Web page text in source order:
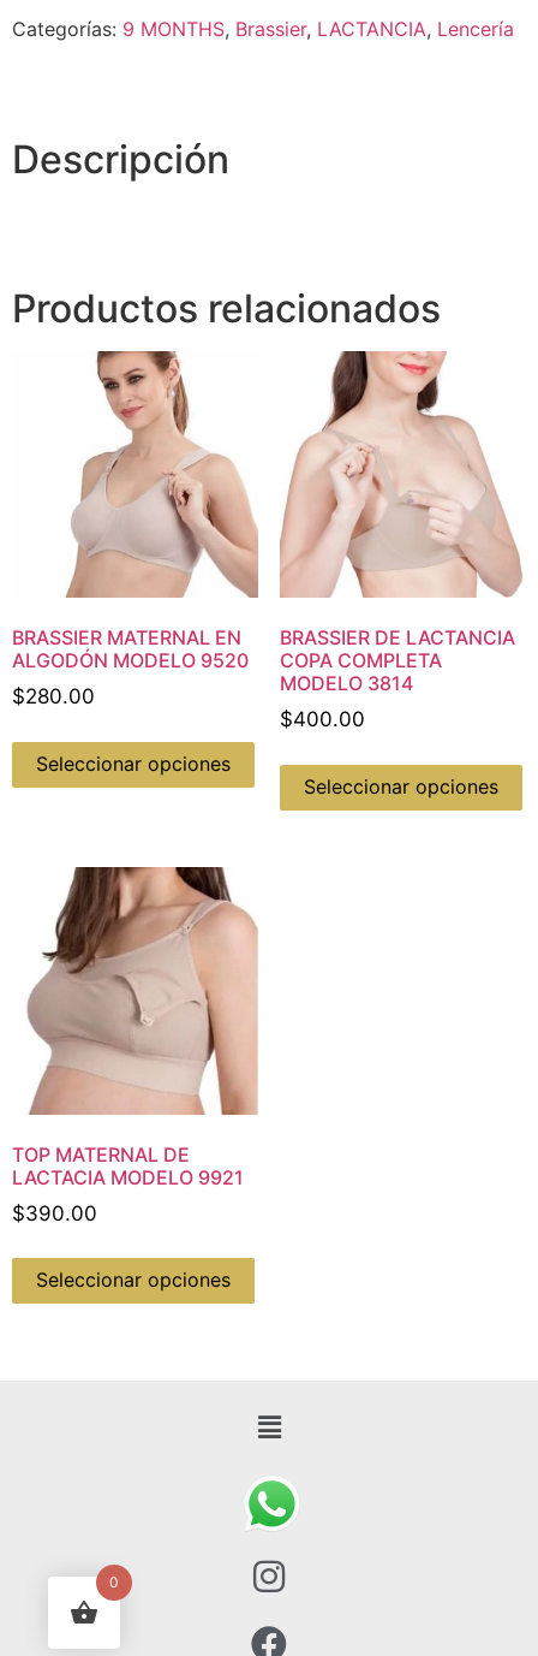
Categorías: 9 MONTHS, Brassier, LACTANCIA, Lencería
Descripción
Productos relacionados
BRASSIER MATERNAL EN
ALGODÓN MODELO 9520
$280.00
Seleccionar opciones
BRASSIER DE LACTANCIA
COPA COMPLETA
MODELO 3814
$400.00
Seleccionar opciones
TOP MATERNAL DE
LACTACIA MODELO 9921
$390.00
Seleccionar opciones
0